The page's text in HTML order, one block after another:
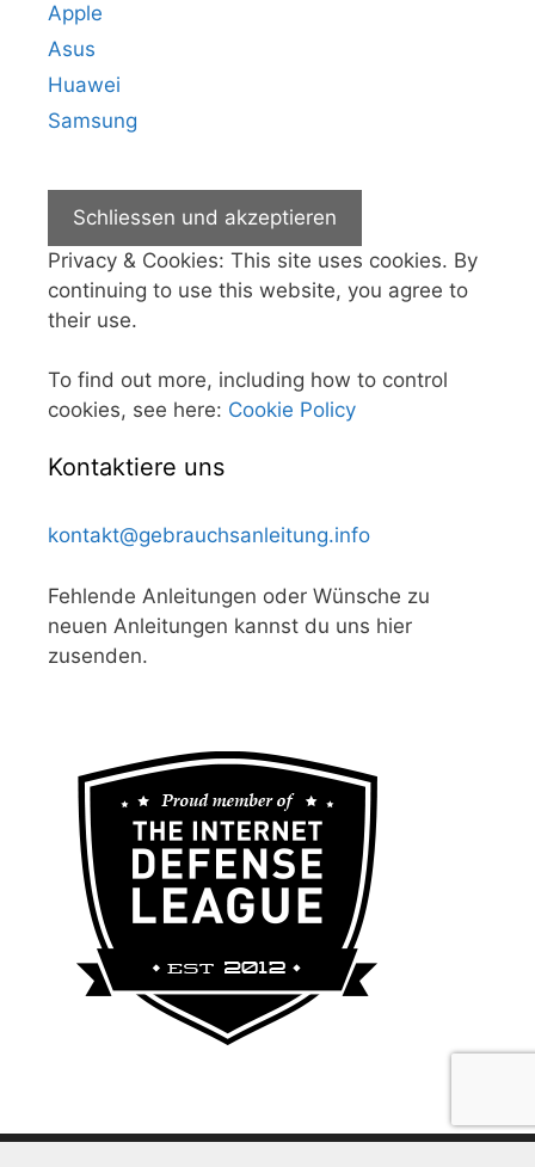
Apple
Asus
Huawei
Samsung
Privacy & Cookies: This site uses cookies. By
continuing to use this website, you agree to
their use.
To find out more, including how to control
cookies, see here: Cookie Policy
Kontaktiere uns
kontakt@gebrauchsanleitung.info
Fehlende Anleitungen oder Wünsche zu
neuen Anleitungen kannst du uns hier
zusenden.